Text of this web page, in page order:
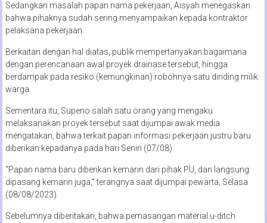
Sedangkan masalah papan nama pekerjaan, Aisyah menegaskan
bahwa pihaknya sudah sering menyampaikan kepada kontraktor
pelaksana pekerjaan.
Berkaitan dengan hal diatas, publik mempertanyakan bagaimana
dengan perencanaan awal proyek drainase tersebut, hingga
berdampak pada resiko (kemungkinan) robohnya satu dinding milik
warga.
Sementara itu, Supeno salah satu orang yang mengaku
melaksanakan proyek tersebut saat dijumpai awak media
mengatakan, bahwa terkait papan informasi pekerjaan justru baru
diberikan kepadanya pada hari Senin (07/08).
“Papan nama baru diberikan kemarin dari pihak PU, dan langsung
dipasang kemarin juga,” terangnya saat dijumpai pewarta, Selasa
(08/08/2023).
Sebelumnya diberitakan, bahwa pemasangan material u-ditch